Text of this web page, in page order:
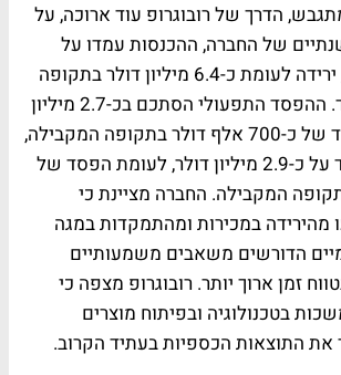
הדרך של רובוגרופ עוד ארוכה, על
של החברה, ההכנסות עמדו על
כ-4.1 מיליון דולר, ירידה לעומת כ-6.4 מיליון דולר בתקופה
המקבילה אשתקד. ההפסד התפעולי הסתכם בכ-2.7 מיליון
דולר, לעומת הפסד של כ-700 אלף דולר בתקופה המקבילה,
וההפסד הנקי עמד על כ-2.9 מיליון דולר, לעומת הפסד של
בתקופה המקבילה. החברה מציינת כי
מהירידה במכירות ומהתמקדות במגה
הדורשים משאבים משמעותיים
זמן ארוך יותר. רובוגרופ מצפה כי
בטכנולוגיה ובפיתוח מוצרים
התוצאות הכספיות בעתיד הקרוב.